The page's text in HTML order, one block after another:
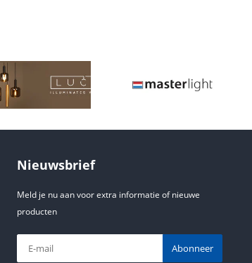
Nieuwsbrief
Meld je nu aan voor extra informatie of nieuwe
producten
Abonneer